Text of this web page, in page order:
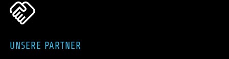
Themen
Mobilität
UNSERE PARTNER